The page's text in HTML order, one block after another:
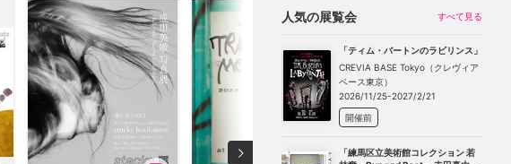
人気の展覧会 すべて見る
「ティム・バートンのラビリンス」
CREVIA BASE Tokyo（クレヴィア
ベース東京）
2026/11/25-2027/2/21
開催前
「練馬区立美術館コレクション 若